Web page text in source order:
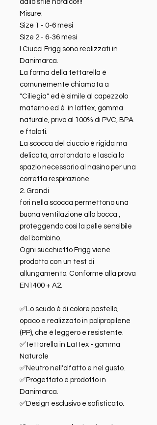
dallo stile nordico!!!!
Misure:
Size 1 - 0-6 mesi
Size 2 - 6-36 mesi
I Ciucci Frigg sono realizzati in
Danimarca.
La forma della tettarella è
comunemente chiamata a
"Ciliegia" ed è simile al capezzolo
materno ed è in lattex, gomma
naturale, privo al 100% di PVC, BPA
e ftalati.
La scocca del ciuccio è rigida ma
delicata, arrotondata e lascia lo
spazio necessario al nasino per una
corretta respirazione.
2. Grandi
fori nella scocca permettono una
buona ventilazione alla bocca ,
proteggendo così la pelle sensibile
del bambino.
Ogni succhietto Frigg viene
prodotto con un test di
allungamento. Conforme alla prova
EN1400 + A2.
✅Lo scudo è di colore pastello,
opaco e realizzato in polipropilene
(PP), che è leggero e resistente.
✅tettarella in Lattex - gomma
Naturale
✅Neutro nell'olfatto e nel gusto.
✅Progettato e prodotto in
Danimarca.
✅Design esclusivo e sofisticato.